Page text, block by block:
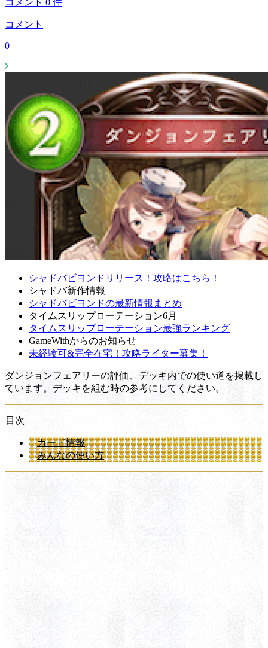
コメント
0
シャドバビヨンドリリース！攻略はこちら！
シャドバ新作情報
シャドバビヨンドの最新情報まとめ
タイムスリップローテーション6月
タイムスリップローテーション最強ランキング
GameWithからのお知らせ
未経験可&完全在宅！攻略ライター募集！
ダンジョンフェアリーの評価、デッキ内での使い道を掲載し
ています。デッキを組む時の参考にしてください。
目次
カード情報
みんなの使い方